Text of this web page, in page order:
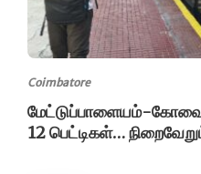
Coimbatore
மேட்டுப்பாளையம்-கோவை
12 பெட்டிகள்…